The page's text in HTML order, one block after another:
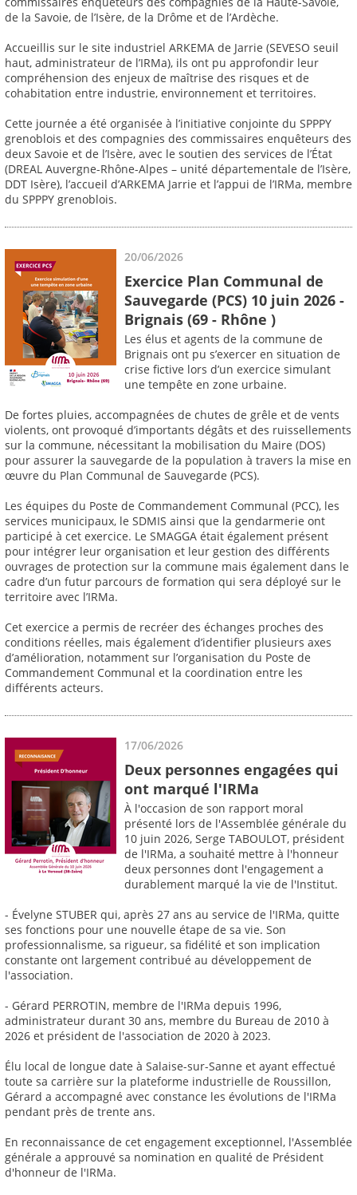
de la Savoie, de l’Isère, de la Drôme et de l’Ardèche.
Accueillis sur le site industriel ARKEMA de Jarrie (SEVESO seuil
haut, administrateur de l’IRMa), ils ont pu approfondir leur
compréhension des enjeux de maîtrise des risques et de
cohabitation entre industrie, environnement et territoires.
Cette journée a été organisée à l’initiative conjointe du SPPPY
grenoblois et des compagnies des commissaires enquêteurs des
deux Savoie et de l’Isère, avec le soutien des services de l’État
(DREAL Auvergne-Rhône-Alpes – unité départementale de l’Isère,
DDT Isère), l’accueil d’ARKEMA Jarrie et l’appui de l’IRMa, membre
du SPPPY grenoblois.
20/06/2026
Exercice Plan Communal de
Sauvegarde (PCS) 10 juin 2026 -
Brignais (69 - Rhône )
Les élus et agents de la commune de
Brignais ont pu s’exercer en situation de
crise fictive lors d’un exercice simulant
une tempête en zone urbaine.
De fortes pluies, accompagnées de chutes de grêle et de vents
violents, ont provoqué d’importants dégâts et des ruissellements
sur la commune, nécessitant la mobilisation du Maire (DOS)
pour assurer la sauvegarde de la population à travers la mise en
œuvre du Plan Communal de Sauvegarde (PCS).
Les équipes du Poste de Commandement Communal (PCC), les
services municipaux, le SDMIS ainsi que la gendarmerie ont
participé à cet exercice. Le SMAGGA était également présent
pour intégrer leur organisation et leur gestion des différents
ouvrages de protection sur la commune mais également dans le
cadre d’un futur parcours de formation qui sera déployé sur le
territoire avec l’IRMa.
Cet exercice a permis de recréer des échanges proches des
conditions réelles, mais également d’identifier plusieurs axes
d’amélioration, notamment sur l’organisation du Poste de
Commandement Communal et la coordination entre les
différents acteurs.
17/06/2026
Deux personnes engagées qui
ont marqué l'IRMa
À l'occasion de son rapport moral
présenté lors de l'Assemblée générale du
10 juin 2026, Serge TABOULOT, président
de l'IRMa, a souhaité mettre à l'honneur
deux personnes dont l'engagement a
durablement marqué la vie de l'Institut.
- Évelyne STUBER qui, après 27 ans au service de l'IRMa, quitte
ses fonctions pour une nouvelle étape de sa vie. Son
professionnalisme, sa rigueur, sa fidélité et son implication
constante ont largement contribué au développement de
l'association.
- Gérard PERROTIN, membre de l'IRMa depuis 1996,
administrateur durant 30 ans, membre du Bureau de 2010 à
2026 et président de l'association de 2020 à 2023.
Élu local de longue date à Salaise-sur-Sanne et ayant effectué
toute sa carrière sur la plateforme industrielle de Roussillon,
Gérard a accompagné avec constance les évolutions de l'IRMa
pendant près de trente ans.
En reconnaissance de cet engagement exceptionnel, l'Assemblée
générale a approuvé sa nomination en qualité de Président
d'honneur de l'IRMa.